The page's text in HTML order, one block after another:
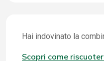
Hai indovinato la
Scopri come